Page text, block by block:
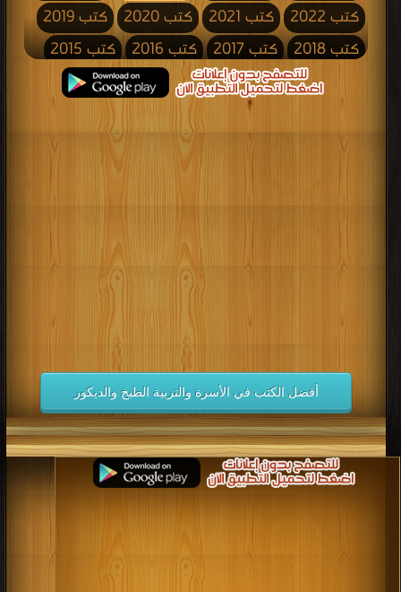
كتب 2022
كتب 2021 كتب 2020
كتب 2019
كتب 2018
كتب 2017 كتب 2016
كتب 2015
كتب 2013 كتب 2012
كتب 2011
كتب 2009 كتب 2008
كتب 2006
كتب 2005 كتب 2004
كتب 2003
كتب 2000
كتب 1992
كتب 1991
كتب 1990
كتب 1989 كتب 1988
كتب 1987
كتب 1984
كتب 1983
كتب 1980
كتب 1979
كتب 1978
كتب 1977 كتب 1976
كتب 1975
كتب 1974
كتب 1973 كتب 1972
كتب 1971
كتب 1970
كتب 1969 كتب 1968
كتب 1967
كتب 1966
كتب 1965 كتب 1964
كتب 1963
كتب 1962
كتب 1961 كتب 1960
كتب 1959
كتب 1957
كتب 1952
كتب 1951
أفضل الكتب في الأسرة والتربية الطبخ والديكور